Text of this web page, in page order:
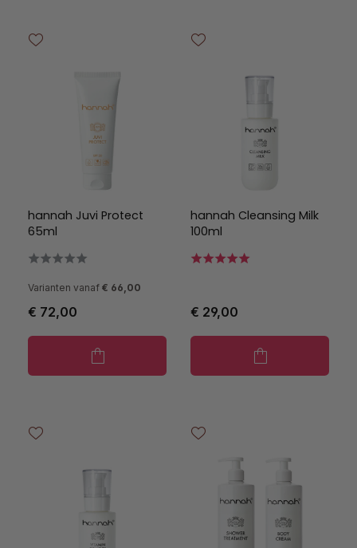
hannah Juvi Protect
65ml
Varianten vanaf € 66,00
€ 72,00
hannah Cleansing Milk
100ml
€ 29,00